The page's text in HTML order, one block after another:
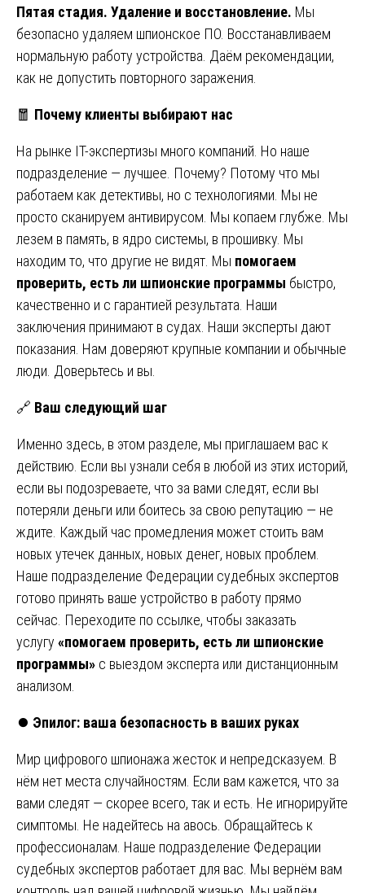
Пятая стадия. Удаление и восстановление. Мы
безопасно удаляем шпионское ПО. Восстанавливаем
нормальную работу устройства. Даём рекомендации,
как не допустить повторного заражения.
🧧 Почему клиенты выбирают нас
На рынке IT-экспертизы много компаний. Но наше
подразделение — лучшее. Почему? Потому что мы
работаем как детективы, но с технологиями. Мы не
просто сканируем антивирусом. Мы копаем глубже. Мы
лезем в память, в ядро системы, в прошивку. Мы
находим то, что другие не видят. Мы помогаем
проверить, есть ли шпионские программы быстро,
качественно и с гарантией результата. Наши
заключения принимают в судах. Наши эксперты дают
показания. Нам доверяют крупные компании и обычные
люди. Доверьтесь и вы.
🔗 Ваш следующий шаг
Именно здесь, в этом разделе, мы приглашаем вас к
действию. Если вы узнали себя в любой из этих историй,
если вы подозреваете, что за вами следят, если вы
потеряли деньги или боитесь за свою репутацию — не
ждите. Каждый час промедления может стоить вам
новых утечек данных, новых денег, новых проблем.
Наше подразделение Федерации судебных экспертов
готово принять ваше устройство в работу прямо
сейчас. Переходите по ссылке, чтобы заказать
услугу «помогаем проверить, есть ли шпионские
программы» с выездом эксперта или дистанционным
анализом.
⏺️ Эпилог: ваша безопасность в ваших руках
Мир цифрового шпионажа жесток и непредсказуем. В
нём нет места случайностям. Если вам кажется, что за
вами следят — скорее всего, так и есть. Не игнорируйте
симптомы. Не надейтесь на авось. Обращайтесь к
профессионалам. Наше подразделение Федерации
судебных экспертов работает для вас. Мы вернём вам